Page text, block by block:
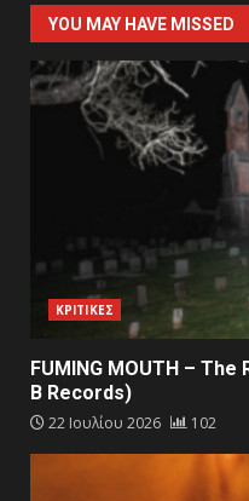
YOU MAY HAVE MISSED
ΚΡΙΤΙΚΕΣ
FUMING MOUTH –
B Records)
22 Ιουλίου 2026 102